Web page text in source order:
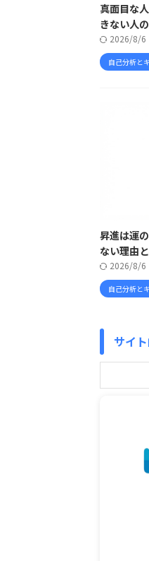
真面目な
きない人
2026/8/6
自己分析と
昇進は運
ない理由
2026/8/6
自己分析と
サイ